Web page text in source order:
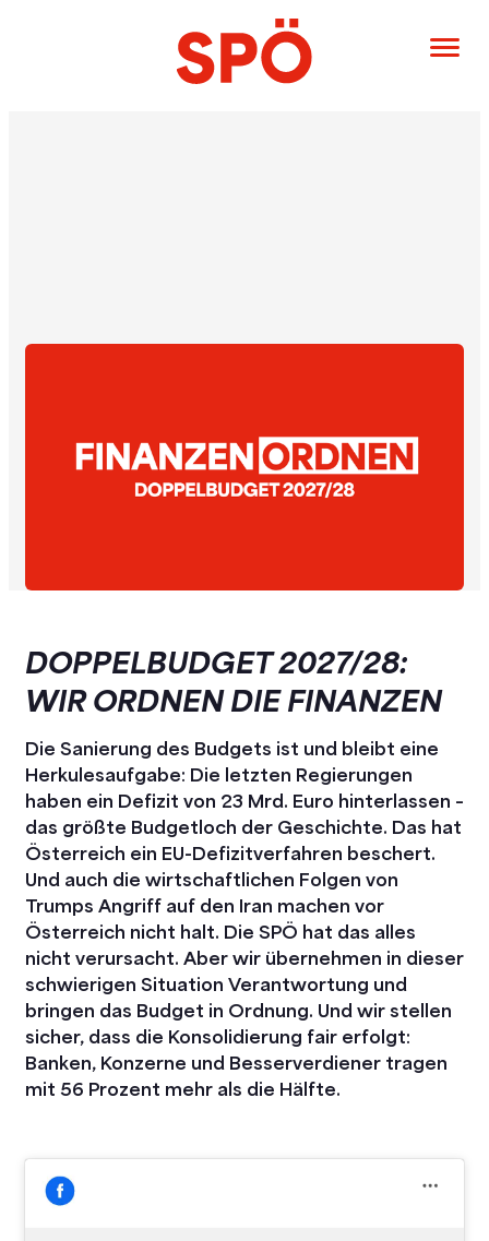
DOPPELBUDGET 2027/28:
WIR ORDNEN DIE FINANZEN
Die Sanierung des Budgets ist und bleibt eine
Herkulesaufgabe: Die letzten Regierungen
haben ein Defizit von 23 Mrd. Euro hinterlassen –
das größte Budgetloch der Geschichte. Das hat
Österreich ein EU-Defizitverfahren beschert.
Und auch die wirtschaftlichen Folgen von
Trumps Angriff auf den Iran machen vor
Österreich nicht halt. Die SPÖ hat das alles
nicht verursacht. Aber wir übernehmen in dieser
schwierigen Situation Verantwortung und
bringen das Budget in Ordnung. Und wir stellen
sicher, dass die Konsolidierung fair erfolgt:
Banken, Konzerne und Besserverdiener tragen
mit 56 Prozent mehr als die Hälfte.